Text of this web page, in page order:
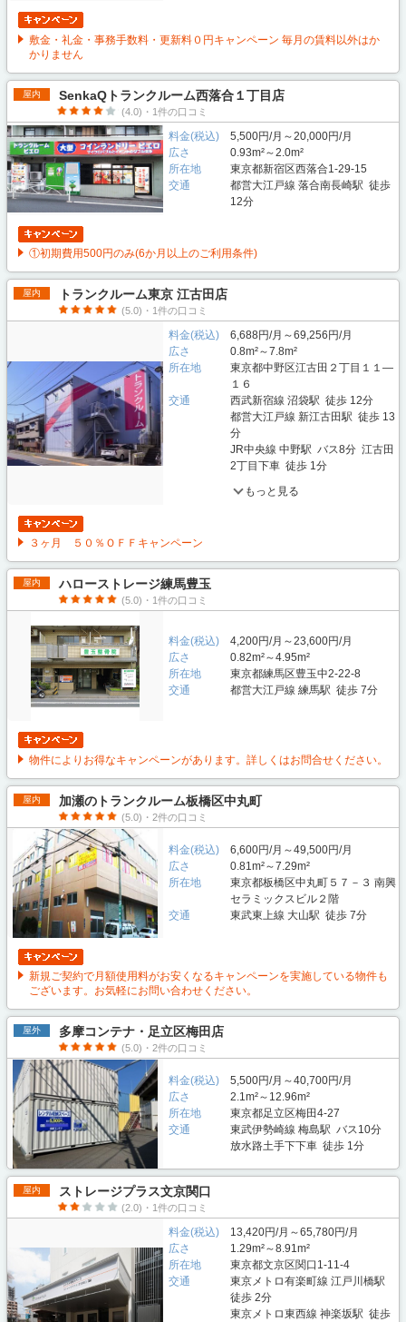
敷金・礼金・事務手数料・更新料０円キャンペーン 毎月の賃料以外はか
かりません
屋内 SenkaQトランクルーム西落合１丁目店
(4.0)・1件の口コミ
料金(税込)
5,500円/月～20,000円/月
広さ
0.93m²～2.0m²
所在地
東京都新宿区西落合1-29-15
交通
都営大江戸線 落合南長崎駅 徒歩
12分
①初期費用500円のみ(6か月以上のご利用条件)
屋内 トランクルーム東京 江古田店
(5.0)・1件の口コミ
料金(税込)
6,688円/月～69,256円/月
広さ
0.8m²～7.8m²
所在地
東京都中野区江古田２丁目１１―
１６
交通
西武新宿線 沼袋駅 徒歩 12分
都営大江戸線 新江古田駅 徒歩 13
分
JR中央線 中野駅 バス8分 江古田
2丁目下車 徒歩 1分
もっと見る
３ヶ月 ５０％ＯＦＦキャンペーン
屋内 ハローストレージ練馬豊玉
(5.0)・1件の口コミ
料金(税込)
4,200円/月～23,600円/月
広さ
0.82m²～4.95m²
所在地
東京都練馬区豊玉中2-22-8
交通
都営大江戸線 練馬駅 徒歩 7分
物件によりお得なキャンペーンがあります。詳しくはお問合せください。
屋内 加瀬のトランクルーム板橋区中丸町
(5.0)・2件の口コミ
料金(税込)
6,600円/月～49,500円/月
広さ
0.81m²～7.29m²
所在地
東京都板橋区中丸町５７－３ 南興
セラミックスビル２階
交通
東武東上線 大山駅 徒歩 7分
新規ご契約で月額使用料がお安くなるキャンペーンを実施している物件も
ございます。お気軽にお問い合わせください。
屋外 多摩コンテナ・足立区梅田店
(5.0)・2件の口コミ
料金(税込)
5,500円/月～40,700円/月
広さ
2.1m²～12.96m²
所在地
東京都足立区梅田4-27
交通
東武伊勢崎線 梅島駅 バス10分
放水路土手下下車 徒歩 1分
屋内 ストレージプラス文京関口
(2.0)・1件の口コミ
料金(税込)
13,420円/月～65,780円/月
広さ
1.29m²～8.91m²
所在地
東京都文京区関口1-11-4
交通
東京メトロ有楽町線 江戸川橋駅
徒歩 2分
東京メトロ東西線 神楽坂駅 徒歩